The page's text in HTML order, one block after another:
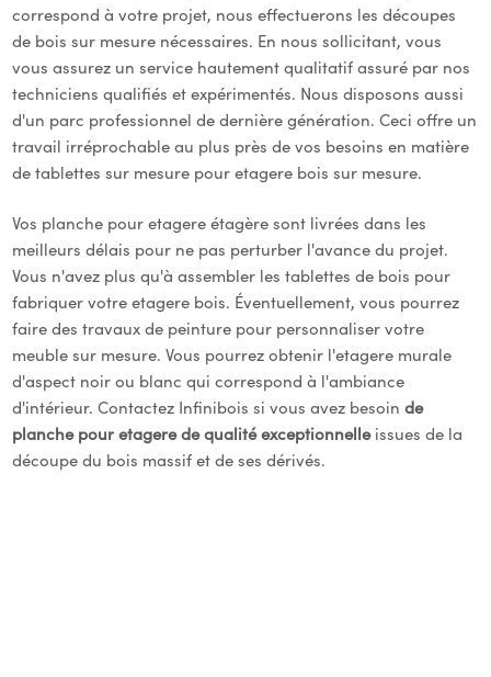
correspond à votre projet, nous effectuerons les découpes
de bois sur mesure nécessaires. En nous sollicitant, vous
vous assurez un service hautement qualitatif assuré par nos
techniciens qualifiés et expérimentés. Nous disposons aussi
d'un parc professionnel de dernière génération. Ceci offre un
travail irréprochable au plus près de vos besoins en matière
de tablettes sur mesure pour etagere bois sur mesure.
Vos planche pour etagere étagère sont livrées dans les
meilleurs délais pour ne pas perturber l'avance du projet.
Vous n'avez plus qu'à assembler les tablettes de bois pour
fabriquer votre etagere bois. Éventuellement, vous pourrez
faire des travaux de peinture pour personnaliser votre
meuble sur mesure. Vous pourrez obtenir l'etagere murale
d'aspect noir ou blanc qui correspond à l'ambiance
d'intérieur. Contactez Infinibois si vous avez besoinde
planche pour etagere de qualité exceptionnelleissues de la
découpe du bois massif et de ses dérivés.